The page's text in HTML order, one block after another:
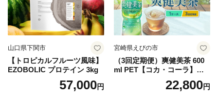
山口県下関市
【トロピカルフルーツ風味】
EZOBOLIC プロテイン 3kg
57,000円
宮崎県えびの市
（3回定期便）爽健美茶 600
ml PET【コカ・コーラ】ペ
ットボトル 1ケース(24本) 定
期便 3回(72本) セット お茶
22,800円